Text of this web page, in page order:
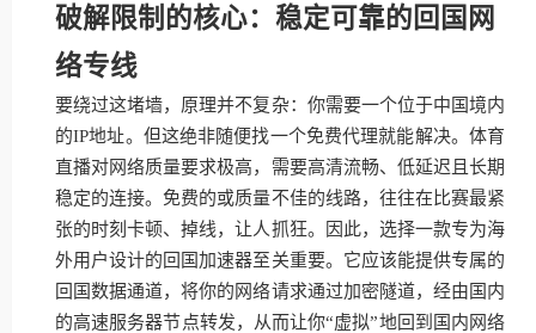
破解限制的核心：稳定可靠的回国网
络专线
要绕过这堵墙，原理并不复杂：你需要一个位于中国境内
的IP地址。但这绝非随便找一个免费代理就能解决。体育
直播对网络质量要求极高，需要高清流畅、低延迟且长期
稳定的连接。免费的或质量不佳的线路，往往在比赛最紧
张的时刻卡顿、掉线，让人抓狂。因此，选择一款专为海
外用户设计的回国加速器至关重要。它应该能提供专属的
回国数据通道，将你的网络请求通过加密隧道，经由国内
的高速服务器节点转发，从而让你“虚拟”地回到国内网络